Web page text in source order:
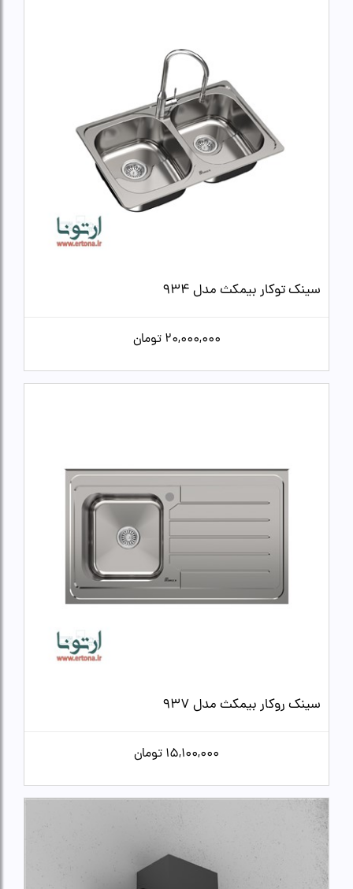
سینک توکار بیمکث مدل 934
20,000,000 تومان
سینک روکار بیمکث مدل 937
15,100,000 تومان